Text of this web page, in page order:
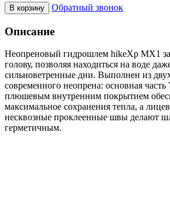
В корзину Обратный звонок
Описание
Неопреновый гидрошлем hikeXp MX1
голову, позволяя находиться на воде
сильноветренные дни. Выполнен из
современного неопрена: основная
плюшевым внутренним покрытием
максимальное сохранения тепла, а
несквозные проклеенные швы делают
герметичным.